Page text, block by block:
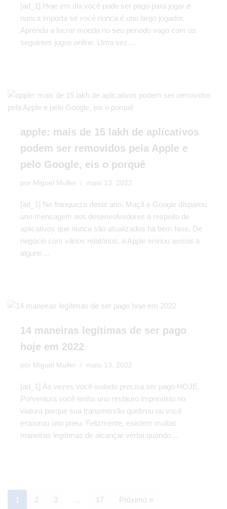
[ad_1] Hoje em dia você pode ser pago para jogar e
nunca importa se você nunca é uno largo jogador.
Aprenda a lucrar moeda no seu período vago com os
seguintes jogos online. Uma vez…
apple: mais de 15 lakh de aplicativos
podem ser removidos pela Apple e
pelo Google, eis o porquê
por Miguel Muller maio 13, 2022
[ad_1] No franqueza deste ano, Maçã e Google disparou
uno mensagem aos desenvolvedores a respeito de
aplicativos que nunca são atualizados há bem fase. De
negócio com vários relatórios, a Apple enviou avisos a
alguns…
14 maneiras legítimas de ser pago
hoje em 2022
por Miguel Muller maio 13, 2022
[ad_1] Às vezes você isolado precisa ser pago HOJE.
Porventura você tenha uno restauro imprevisto no
viatura porque sua transmissão quebrou ou você
estourou uno pneu. Felizmente, existem muitas
maneiras legítimas de alcançar verba quando…
1 2 3 … 17 Próximo »